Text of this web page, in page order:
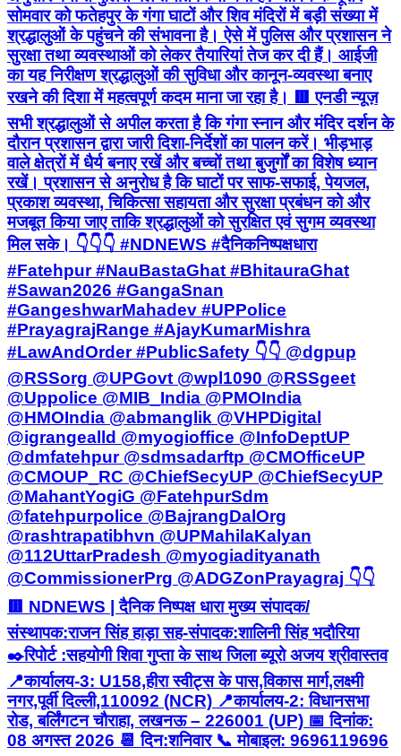
सोमवार को फतेहपुर के गंगा घाटों और शिव मंदिरों में बड़ी संख्या में
श्रद्धालुओं के पहुंचने की संभावना है। ऐसे में पुलिस और प्रशासन ने
सुरक्षा तथा व्यवस्थाओं को लेकर तैयारियां तेज कर दी हैं। आईजी
का यह निरीक्षण श्रद्धालुओं की सुविधा और कानून-व्यवस्था बनाए
रखने की दिशा में महत्वपूर्ण कदम माना जा रहा है। 🟥 एनडी न्यूज़
सभी श्रद्धालुओं से अपील करता है कि गंगा स्नान और मंदिर दर्शन के
दौरान प्रशासन द्वारा जारी दिशा-निर्देशों का पालन करें। भीड़भाड़
वाले क्षेत्रों में धैर्य बनाए रखें और बच्चों तथा बुजुर्गों का विशेष ध्यान
रखें। प्रशासन से अनुरोध है कि घाटों पर साफ-सफाई, पेयजल,
प्रकाश व्यवस्था, चिकित्सा सहायता और सुरक्षा प्रबंधन को और
मजबूत किया जाए ताकि श्रद्धालुओं को सुरक्षित एवं सुगम व्यवस्था
मिल सके। 👇👇👇 #NDNEWS #दैनिकनिष्पक्षधारा
#Fatehpur #NauBastaGhat #BhitauraGhat
#Sawan2026 #GangaSnan
#GangeshwarMahadev #UPPolice
#PrayagrajRange #AjayKumarMishra
#LawAndOrder #PublicSafety 👇👇 @dgpup
@RSSorg @UPGovt @wpl1090 @RSSgeet
@Uppolice @MIB_India @PMOIndia
@HMOIndia @abmanglik @VHPDigital
@igrangealld @myogioffice @InfoDeptUP
@dmfatehpur @sdmsadarftp @CMOfficeUP
@CMOUP_RC @ChiefSecyUP @ChiefSecyUP
@MahantYogiG @FatehpurSdm
@fatehpurpolice @BajrangDalOrg
@rashtrapatibhvn @UPMahilaKalyan
@112UttarPradesh @myogiadityanath
@CommissionerPrg @ADGZonPrayagraj 👇👇
🟥 NDNEWS | दैनिक निष्पक्ष धारा मुख्य संपादक/
संस्थापक:राजन सिंह हाड़ा सह-संपादक:शालिनी सिंह भदौरिया
✒️रिपोर्ट :सहयोगी शिवा गुप्ता के साथ जिला ब्यूरो अजय श्रीवास्तव
📍कार्यालय-3: U158,हीरा स्वीट्स के पास,विकास मार्ग,लक्ष्मी
नगर,पूर्वी दिल्ली,110092 (NCR) 📍कार्यालय-2: विधानसभा
रोड, बर्लिंगटन चौराहा, लखनऊ – 226001 (UP) 📅 दिनांक:
08 अगस्त 2026 📆 दिन:शनिवार 📞 मोबाइल: 9696119696